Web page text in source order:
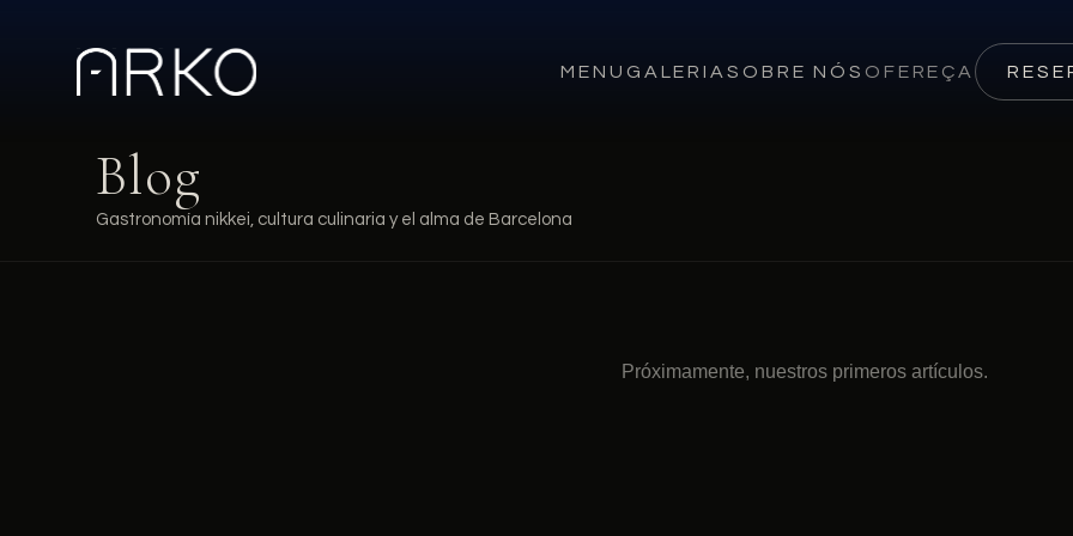
MENU GALERIASOBRE NÓS OFEREÇA
Blog
Gastronomía nikkei, cultura culinaria y el alma de Barcelona
Próximamente, nuestros primeros artículos.